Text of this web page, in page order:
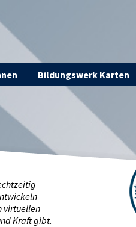
Bildungswerk Karten
virtuellen
Kraft gibt.